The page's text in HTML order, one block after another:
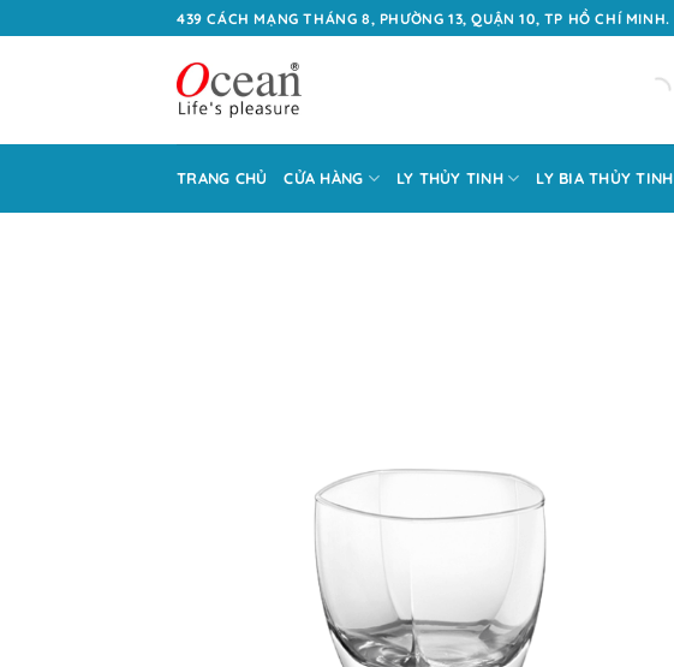
qua
439 CÁCH MẠNG THÁNG 8, PHƯỜNG 13, QUẬN 10, TP HỒ CHÍ MINH.
TRANG CHỦ CỬA HÀNG LY THỦY TINH LY BIA THỦY TINH